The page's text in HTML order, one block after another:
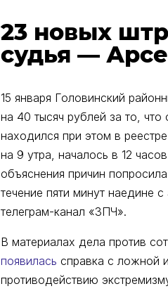
23 новых
судья —
15 января Головинский
на 40 тысяч рублей за то,
находился при этом в
на 9 утра, началось в 12
объяснения причин
течение пяти минут наедине
телеграм-канал «ЗПЧ».
В материалах дела против
появилась справка с ложной
противодействию